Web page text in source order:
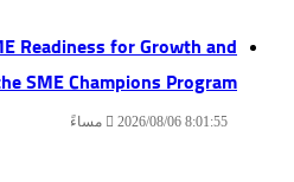
Readiness for Growth and
SME Champions Program
2026/08/06 8:01:55 مساءً